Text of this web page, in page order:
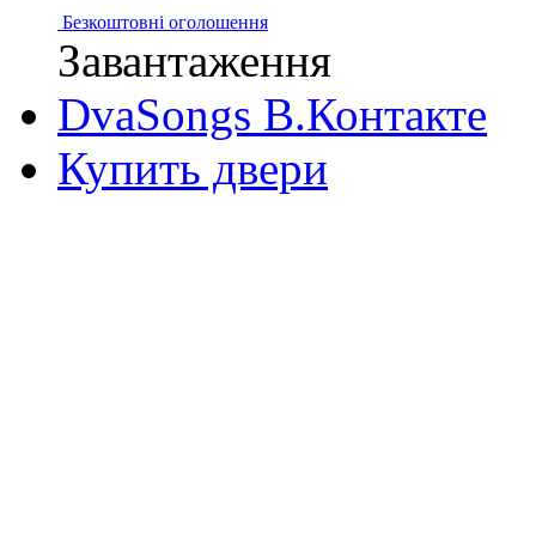
Безкоштовні оголошення
Завантаження
DvaSongs В.Контакте
Купить двери